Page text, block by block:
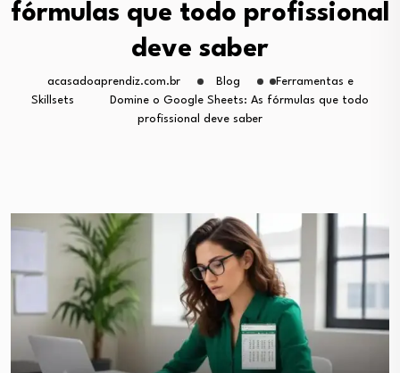
fórmulas que todo profissional
deve saber
acasadoaprendiz.com.br Blog
Ferramentas e
Skillsets
Domine o Google Sheets: As fórmulas que todo
profissional deve saber